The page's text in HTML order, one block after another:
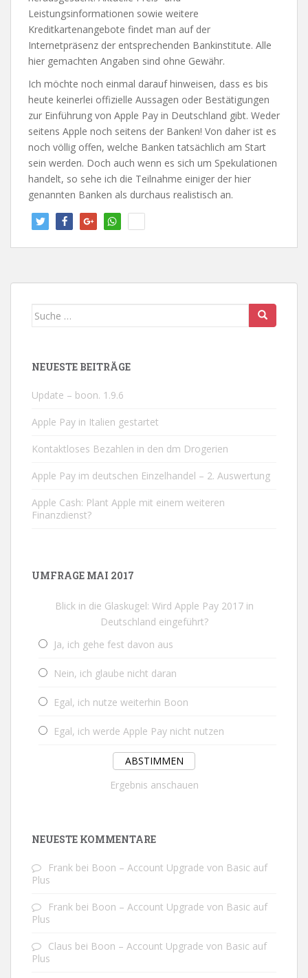
Leistungsinformationen sowie weitere
Kreditkartenangebote findet man auf der
Internetpräsenz der entsprechenden Bankinstitute. Alle
hier gemachten Angaben sind ohne Gewähr.
Ich möchte noch einmal darauf hinweisen, dass es bis
heute keinerlei offizielle Aussagen oder Bestätigungen
zur Einführung von Apple Pay in Deutschland gibt. Weder
seitens Apple noch seitens der Banken! Von daher ist es
noch völlig offen, welche Banken tatsächlich am Start
sein werden. Doch auch wenn es sich um Spekulationen
handelt, so sehe ich die Teilnahme einiger der hier
genannten Banken als durchaus realistisch an.
Suche nach:
NEUESTE BEITRÄGE
Update – boon. 1.9.6
Apple Pay in Italien gestartet
Kontaktloses Bezahlen in den dm Drogerien
Apple Pay im deutschen Einzelhandel – 2. Auswertung
Apple Cash: Plant Apple mit einem weiteren
Finanzdienst?
UMFRAGE MAI 2017
Blick in die Glaskugel: Wird Apple Pay 2017 in
Deutschland eingeführt?
Ja, ich gehe fest davon aus
Nein, ich glaube nicht daran
Egal, ich nutze weiterhin Boon
Egal, ich werde Apple Pay nicht nutzen
Ergebnis anschauen
NEUESTE KOMMENTARE
Frank bei Boon – Account Upgrade von Basic auf
Plus
Frank bei Boon – Account Upgrade von Basic auf
Plus
Claus bei Boon – Account Upgrade von Basic auf
Plus